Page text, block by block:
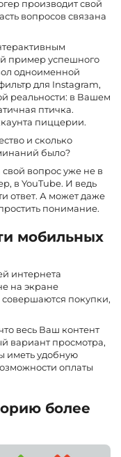
производит свой
вопросов связана
пример успешного
одноименной
для Instagram,
реальности: в Вашем
птичка.
пиццерии.
и сколько
было?
вопрос уже не в
в YouTube. И ведь
ответ. А может даже
понимание.
мобильных
интернета
на экране
покупки,
весь Ваш контент
вариант просмотра,
иметь удобную
оплаты
более